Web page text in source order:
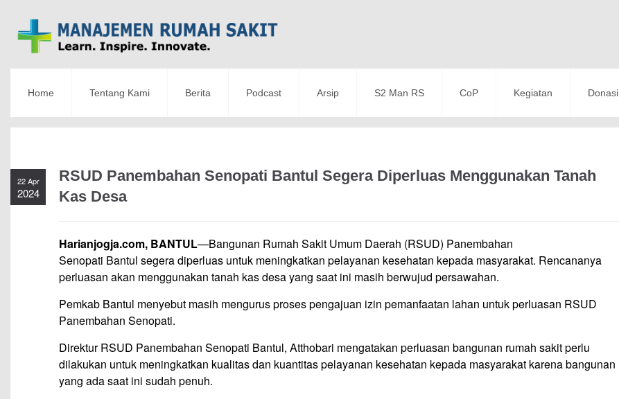
Home Tentang Kami Berita Podcast Arsip S2 Man RS CoP Kegiatan Donasi
22 Apr
2024
RSUD Panembahan Senopati Bantul Segera Diperluas Menggunakan Tanah
Kas Desa
Harianjogja.com, BANTUL—Bangunan Rumah Sakit Umum Daerah (RSUD) Panembahan
Senopati Bantul segera diperluas untuk meningkatkan pelayanan kesehatan kepada masyarakat. Rencananya
perluasan akan menggunakan tanah kas desa yang saat ini masih berwujud persawahan.
Pemkab Bantul menyebut masih mengurus proses pengajuan izin pemanfaatan lahan untuk perluasan RSUD
Panembahan Senopati.
Direktur RSUD Panembahan Senopati Bantul, Atthobari mengatakan perluasan bangunan rumah sakit perlu
dilakukan untuk meningkatkan kualitas dan kuantitas pelayanan kesehatan kepada masyarakat karena bangunan
yang ada saat ini sudah penuh.